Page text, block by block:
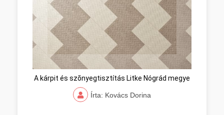
A kárpit és szõnyegtisztítás Litke Nógrád megye
Írta: Kovács Dorina